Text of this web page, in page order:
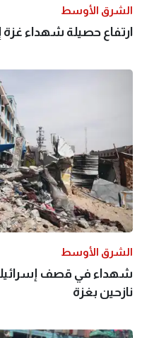
الشرق الأوسط
ارتفاع حصيلة شهداء غزة إلى
الشرق الأوسط
شهداء في قصف
نازحين بغزة